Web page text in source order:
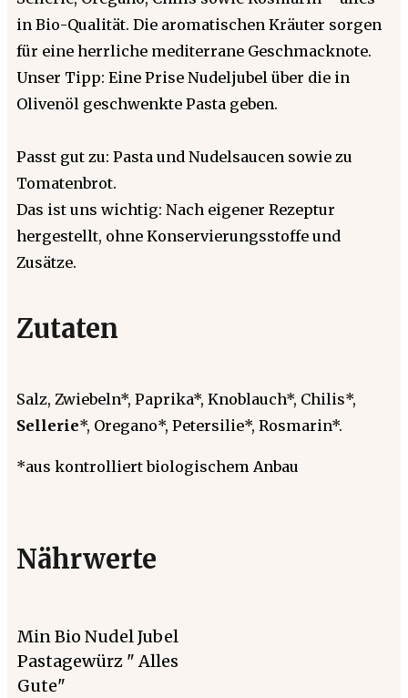
in Bio-Qualität. Die aromatischen Kräuter sorgen
für eine herrliche mediterrane Geschmacknote.
Unser Tipp: Eine Prise Nudeljubel über die in
Olivenöl geschwenkte Pasta geben.
Passt gut zu: Pasta und Nudelsaucen sowie zu
Tomatenbrot.
Das ist uns wichtig: Nach eigener Rezeptur
hergestellt, ohne Konservierungsstoffe und
Zusätze.
Zutaten
Salz, Zwiebeln*, Paprika*, Knoblauch*, Chilis*,
Sellerie*, Oregano*, Petersilie*, Rosmarin*.
*aus kontrolliert biologischem Anbau
Nährwerte
Min Bio Nudel Jubel
Pastagewürz " Alles
Gute"